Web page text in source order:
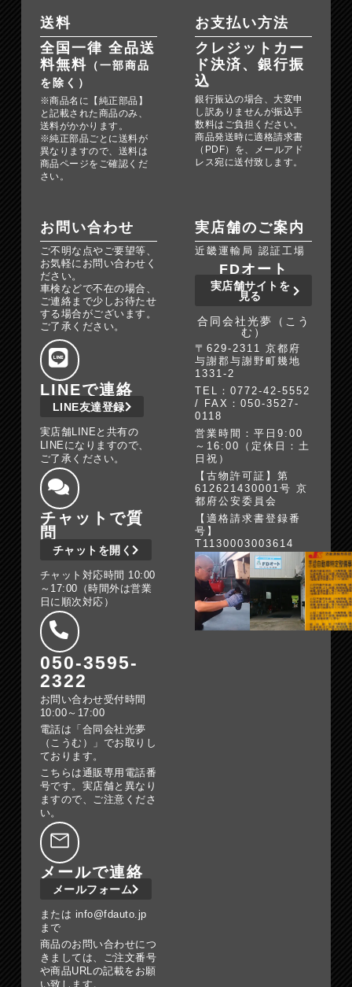
送料
全国一律 全品送
料無料 （一部商品
を除く）
※商品名に【純正部品】
と記載された商品のみ、
送料がかかります。
※純正部品ごとに送料が
異なりますので、送料は
商品ページをご確認くだ
さい。
お支払い方法
クレジットカー
ド決済、銀行振
込
銀行振込の場合、大変申
し訳ありませんが振込手
数料はご負担ください。
商品発送時に適格請求書
（PDF）を、メールアド
レス宛に送付致します。
お問い合わせ
ご不明な点やご要望等、
お気軽にお問い合わせく
ださい。
車検などで不在の場合、
ご連絡まで少しお待たせ
する場合がございます。
ご了承ください。
LINEで連絡
LINE友達登録
実店舗LINEと共有の
LINEになりますので、
ご了承ください。
チャットで質
問
チャットを開く
チャット対応時間 10:00
～17:00（時間外は営業
日に順次対応）
050-3595-
2322
お問い合わせ受付時間
10:00～17:00
電話は「合同会社光夢
（こうむ）」でお取りし
ております。
こちらは通販専用電話番
号です。実店舗と異なり
ますので、ご注意くださ
い。
メールで連絡
メールフォーム
または info@fdauto.jp
まで
商品のお問い合わせにつ
きましては、ご注文番号
や商品URLの記載をお願
実店舗のご案内
近畿運輸局 認証工場
FDオート
実店舗サイトを
見る
合同会社光夢（こう
む）
〒629-2311 京都府
与謝郡与謝野町幾地
1331-2
TEL：0772-42-5552
/ FAX：050-3527-
0118
営業時間：平日9:00
～16:00（定休日：土
日祝）
【古物許可証】第
612621430001号 京
都府公安委員会
【適格請求書登録番
号】
T1130003003614